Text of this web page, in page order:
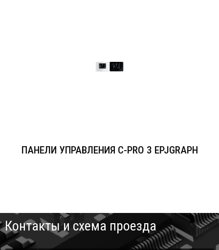
ПАНЕЛИ УПРАВЛЕНИЯ C-PRO 3 EPJGRAPH
Контакты и схема проезда